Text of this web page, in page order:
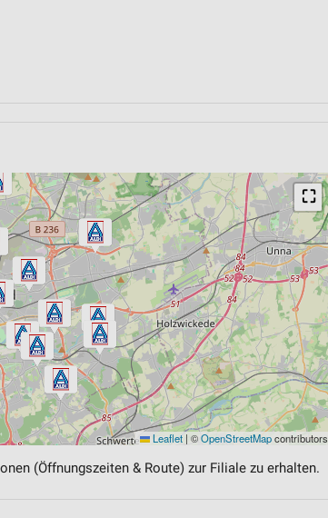
⛶
Leaflet | ©OpenStreetMapcontributors
(Öffnungszeiten & Route) zur Filiale zu erhalten.